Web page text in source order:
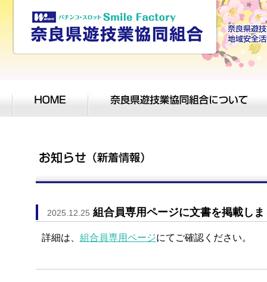
2025.12.25 組合員専用ページに文書を掲載しま
詳細は、 組合員専用ページにてご確認ください。